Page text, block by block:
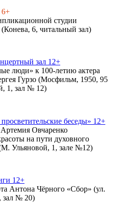
студии
6, читальный зал)
зал 12+
люди» к 100-летию актера
Гурзо (Мосфильм, 1950, 95
1, зал № 12)
беседы» 12+
Овчаренко
на пути духовного
Ульяновой, 1, зале №12)
12+
Антона Чёрного «Сбор» (ул.
зал № 20)